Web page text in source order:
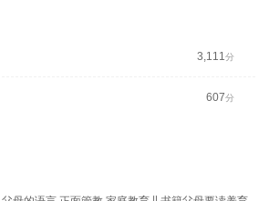
3,111分
607分